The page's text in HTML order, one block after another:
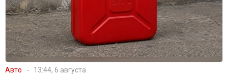
Авто 13:44, 6 августа